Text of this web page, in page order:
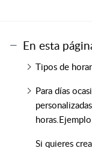
En esta
Tipos de
Para días
Si quieres